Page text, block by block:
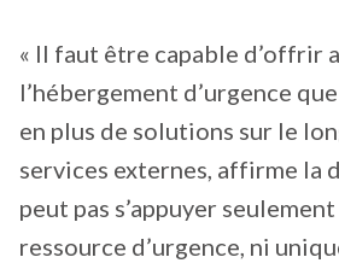
« Il faut être capable d’offrir
l’hébergement d’urgence
en plus de solutions sur le
services externes, affirme la
peut pas s’appuyer
ressource d’urgence, ni